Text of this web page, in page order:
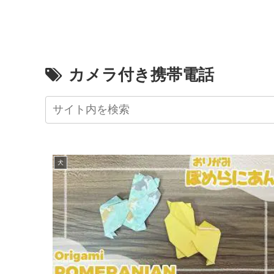
カメラ付き携帯電話
犬